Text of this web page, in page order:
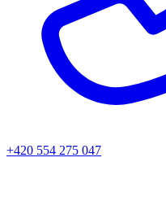
+420 554 275 047